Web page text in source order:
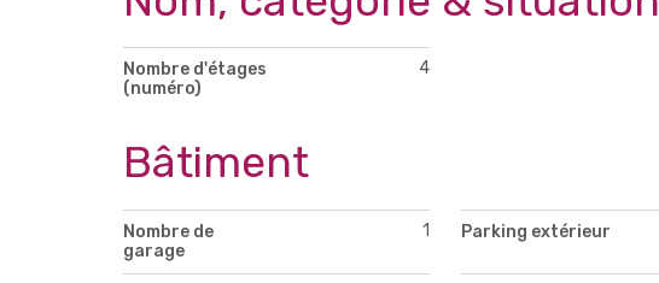
Nombre d'étages
(numéro)
4
Bâtiment
Nombre de
garage
1 Parking extérieur